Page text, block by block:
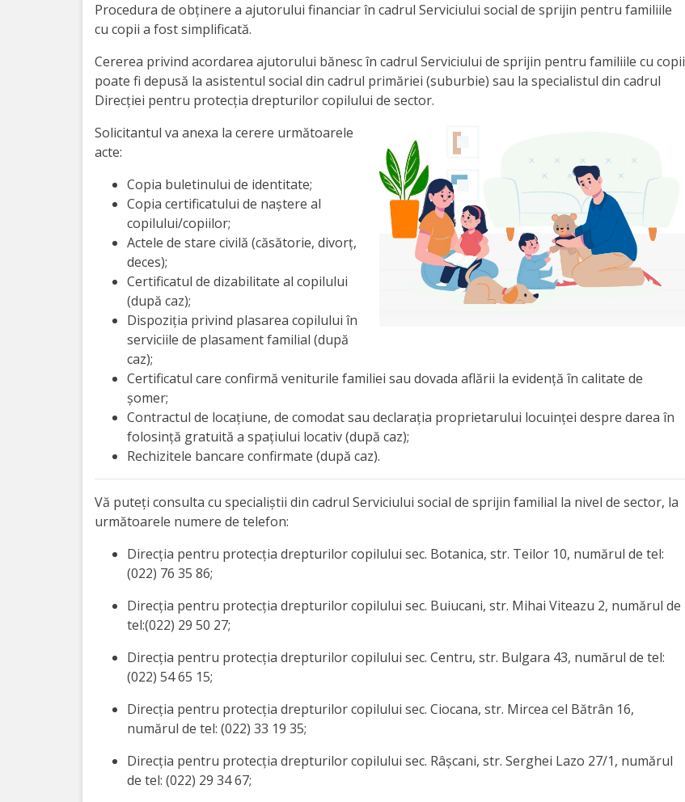
Parteneriate
Proiecte
Rapoarte
activitate
Transparență
Invitații
participare
Planuri
Anticorupție
Evenimente
regulamente
Legislație
internațională
Procedura de obținere a ajutorului financiar în cadrul Serviciului social de sprijin pentru familiile
cu copii a fost simplificată.
Cererea privind acordarea ajutorului bănesc în cadrul Serviciului de sprijin pentru familiile cu copii
poate fi depusă la asistentul social din cadrul primăriei (suburbie) sau la specialistul din cadrul
Direcției pentru protecția drepturilor copilului de sector.
Solicitantul va anexa la cerere următoarele
acte:
Copia buletinului de identitate;
Copia certificatului de naștere al
copilului/copiilor;
Actele de stare civilă (căsătorie, divorț,
deces);
Certificatul de dizabilitate al copilului
(după caz);
Dispoziția privind plasarea copilului în
serviciile de plasament familial (după
caz);
Certificatul care confirmă veniturile familiei sau dovada aflării la evidență în calitate de
șomer;
Contractul de locațiune, de comodat sau declarația proprietarului locuinței despre darea în
folosință gratuită a spațiului locativ (după caz);
Rechizitele bancare confirmate (după caz).
Vă puteți consulta cu specialiștii din cadrul Serviciului social de sprijin familial la nivel de sector, la
următoarele numere de telefon:
Direcția pentru protecția drepturilor copilului sec. Botanica, str. Teilor 10, numărul de tel:
(022) 76 35 86;
Direcția pentru protecția drepturilor copilului sec. Buiucani, str. Mihai Viteazu 2, numărul de
tel:(022) 29 50 27;
Direcția pentru protecția drepturilor copilului sec. Centru, str. Bulgara 43, numărul de tel:
(022) 54 65 15;
Direcția pentru protecția drepturilor copilului sec. Ciocana, str. Mircea cel Bătrân 16,
numărul de tel: (022) 33 19 35;
Direcția pentru protecția drepturilor copilului sec. Râșcani, str. Serghei Lazo 27/1, numărul
de tel: (022) 29 34 67;